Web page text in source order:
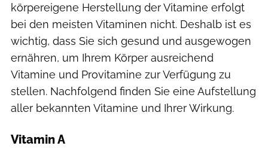
körpereigene Herstellung der Vitamine erfolgt
bei den meisten Vitaminen nicht. Deshalb ist es
wichtig, dass Sie sich gesund und ausgewogen
ernähren, um Ihrem Körper ausreichend
Vitamine und Provitamine zur Verfügung zu
stellen. Nachfolgend finden Sie eine Aufstellung
aller bekannten Vitamine und Ihrer Wirkung.
Vitamin A